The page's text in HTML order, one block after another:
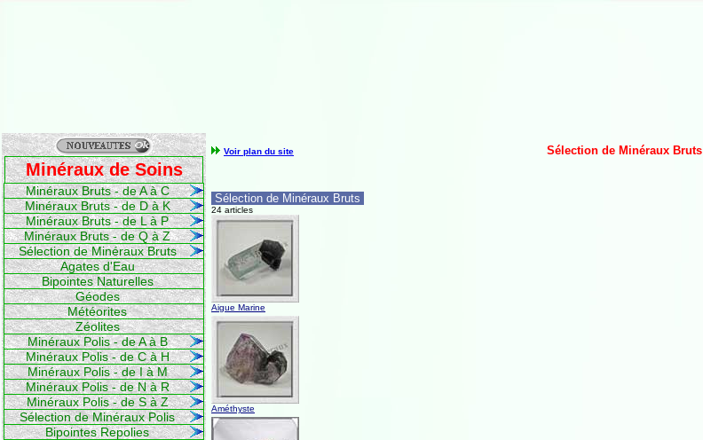
Minéraux de Soins
Minéraux Bruts - de A à C
Minéraux Bruts - de D à K
Minéraux Bruts - de L à P
Minéraux Bruts - de Q à Z
Sélection de Minéraux Bruts
Agates d'Eau
Bipointes Naturelles
Géodes
Météorites
Zéolites
Minéraux Polis - de A à B
Minéraux Polis - de C à H
Minéraux Polis - de I à M
Minéraux Polis - de N à R
Minéraux Polis - de S à Z
Sélection de Minéraux Polis
Bipointes Repolies
Voir plan du site Sélection de Minéraux Bruts
Sélection de Minéraux Bruts
24 articles
Aigue Marine
Améthyste